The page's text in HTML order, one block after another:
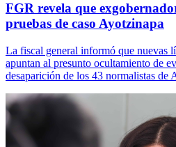
FGR revela que
pruebas de caso Ayotzinapa
La fiscal general informó que nuevas
apuntan al presunto ocultamiento de
desaparición de los 43 normalistas de